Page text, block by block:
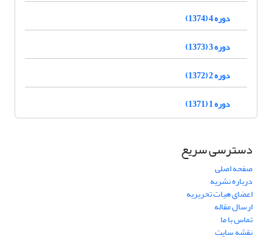
دوره 4 (1374)
دوره 3 (1373)
دوره 2 (1372)
دوره 1 (1371)
دسترسی سریع
صفحه اصلی
درباره نشریه
اعضای هیات تحریریه
ارسال مقاله
تماس با ما
نقشه سایت